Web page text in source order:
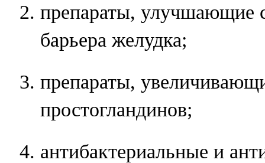
препараты, улучшающие
барьера желудка;
препараты,
простогландинов;
антибактериальные и